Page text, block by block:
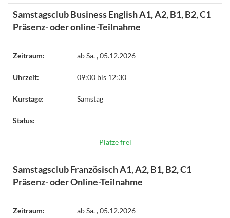
Samstagsclub Business English A1, A2, B1, B2, C1
Präsenz- oder online-Teilnahme
Zeitraum: abSa., 05.12.2026
Uhrzeit: 09:00 bis 12:30
Kurstage: Samstag
Status:
Plätze frei
Samstagsclub Französisch A1, A2, B1, B2, C1
Präsenz- oder Online-Teilnahme
Zeitraum: abSa., 05.12.2026